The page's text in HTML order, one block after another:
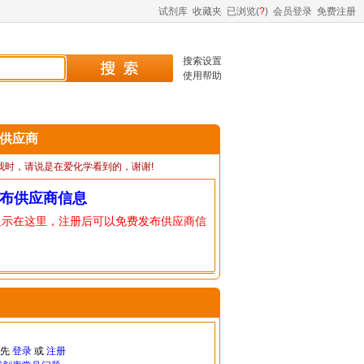
试剂库 收藏夹 已浏览(?) 会员登录 免费注册
搜索设置
使用帮助
应商
时，请说是在爱化学看到的，谢谢!
供应商信息
在这里，注册后可以免费发布供应商信
登录或 注册